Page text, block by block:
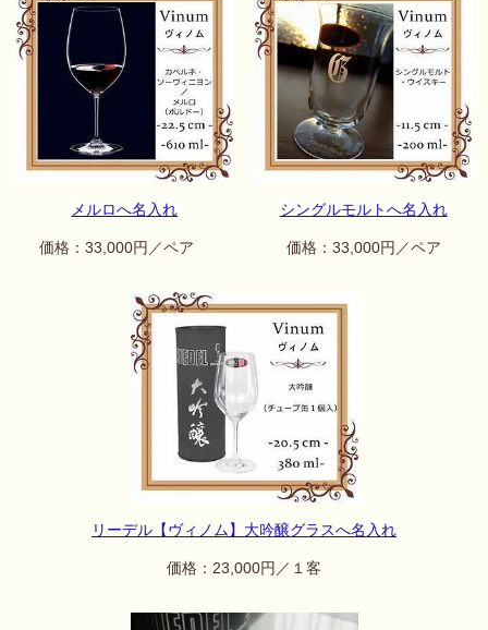
メルロへ名入れ
価格：33,000円／ペア
シングルモルトへ名入れ
価格：33,000円／ペア
リーデル【ヴィノム】大吟醸グラスへ名入れ
価格：23,000円／１客